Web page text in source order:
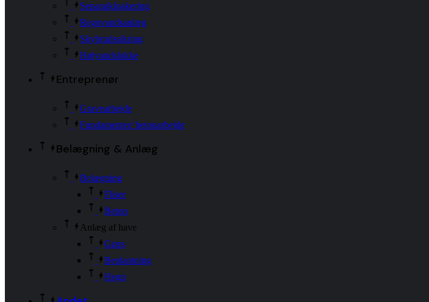
Separatkloakering
Regnvandsanlæg
Skybrudssikring
Højvandslukke
Entreprenør
Gravearbejde
Fundamenter/ betonarbejde
Belægning & Anlæg
Belægning
Fliser
Beton
Anlæg af have
Græs
Beplantning
Hegn